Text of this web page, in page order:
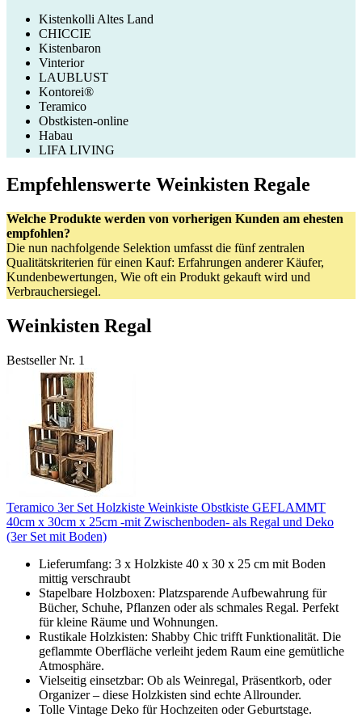
Kistenkolli Altes Land
CHICCIE
Kistenbaron
Vinterior
LAUBLUST
Kontorei®
Teramico
Obstkisten-online
Habau
LIFA LIVING
Empfehlenswerte Weinkisten Regale
Welche Produkte werden von vorherigen Kunden am ehesten
empfohlen?
Die nun nachfolgende Selektion umfasst die fünf zentralen
Qualitätskriterien für einen Kauf: Erfahrungen anderer Käufer,
Kundenbewertungen, Wie oft ein Produkt gekauft wird und
Verbrauchersiegel.
Weinkisten Regal
Bestseller Nr. 1
Teramico 3er Set Holzkiste Weinkiste Obstkiste GEFLAMMT
40cm x 30cm x 25cm -mit Zwischenboden- als Regal und Deko
(3er Set mit Boden)
Lieferumfang: 3 x Holzkiste 40 x 30 x 25 cm mit Boden
mittig verschraubt
Stapelbare Holzboxen: Platzsparende Aufbewahrung für
Bücher, Schuhe, Pflanzen oder als schmales Regal. Perfekt
für kleine Räume und Wohnungen.
Rustikale Holzkisten: Shabby Chic trifft Funktionalität. Die
geflammte Oberfläche verleiht jedem Raum eine gemütliche
Atmosphäre.
Vielseitig einsetzbar: Ob als Weinregal, Präsentkorb, oder
Organizer – diese Holzkisten sind echte Allrounder.
Tolle Vintage Deko für Hochzeiten oder Geburtstage.